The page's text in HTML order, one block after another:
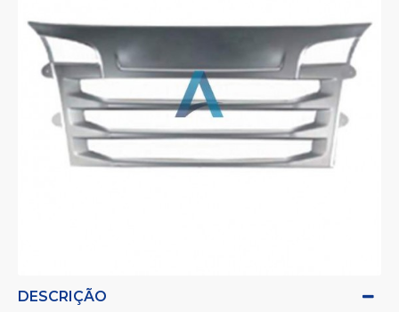
DESCRIÇÃO